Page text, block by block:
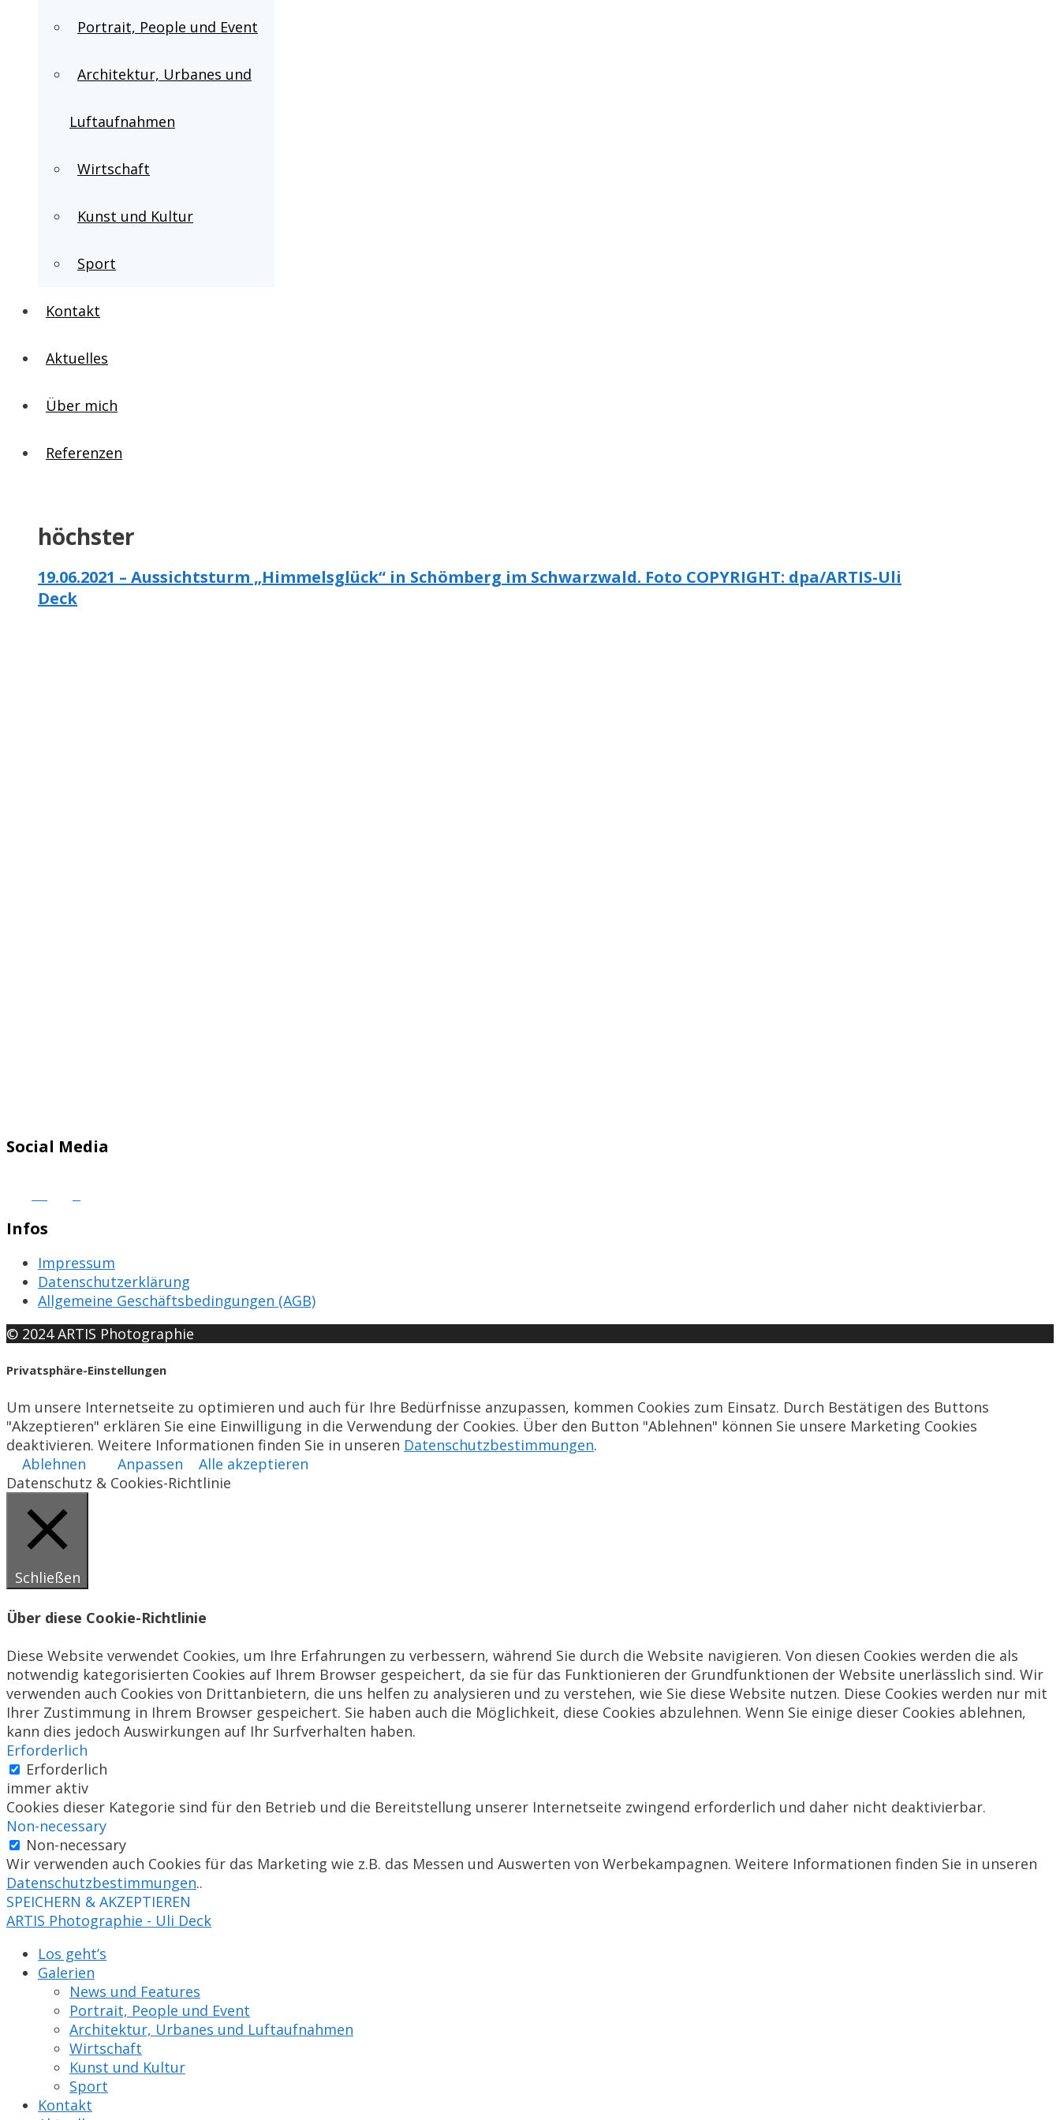
Portrait, People und Event
Architektur, Urbanes und
Luftaufnahmen
Wirtschaft
Kunst und Kultur
Sport
Kontakt
Aktuelles
Über mich
Referenzen
höchster
19.06.2021 – Aussichtsturm „Himmelsglück“ in Schömberg im Schwarzwald. Foto COPYRIGHT: dpa/ARTIS-Uli
Deck
Social Media
Infos
Impressum
Datenschutzerklärung
Allgemeine Geschäftsbedingungen (AGB)
© 2024 ARTIS Photographie
Privatsphäre-Einstellungen
Um unsere Internetseite zu optimieren und auch für Ihre Bedürfnisse anzupassen, kommen Cookies zum Einsatz. Durch Bestätigen des Buttons
"Akzeptieren" erklären Sie eine Einwilligung in die Verwendung der Cookies. Über den Button "Ablehnen" können Sie unsere Marketing Cookies
deaktivieren. Weitere Informationen finden Sie in unseren Datenschutzbestimmungen.
Ablehnen
Anpassen
Alle akzeptieren
Datenschutz & Cookies-Richtlinie
Schließen
Über diese Cookie-Richtlinie
Diese Website verwendet Cookies, um Ihre Erfahrungen zu verbessern, während Sie durch die Website navigieren. Von diesen Cookies werden die als
notwendig kategorisierten Cookies auf Ihrem Browser gespeichert, da sie für das Funktionieren der Grundfunktionen der Website unerlässlich sind. Wir
verwenden auch Cookies von Drittanbietern, die uns helfen zu analysieren und zu verstehen, wie Sie diese Website nutzen. Diese Cookies werden nur mit
Ihrer Zustimmung in Ihrem Browser gespeichert. Sie haben auch die Möglichkeit, diese Cookies abzulehnen. Wenn Sie einige dieser Cookies ablehnen,
kann dies jedoch Auswirkungen auf Ihr Surfverhalten haben.
Erforderlich
Erforderlich
immer aktiv
Cookies dieser Kategorie sind für den Betrieb und die Bereitstellung unserer Internetseite zwingend erforderlich und daher nicht deaktivierbar.
Non-necessary
Non-necessary
Wir verwenden auch Cookies für das Marketing wie z.B. das Messen und Auswerten von Werbekampagnen. Weitere Informationen finden Sie in unseren
Datenschutzbestimmungen..
SPEICHERN & AKZEPTIEREN
ARTIS Photographie - Uli Deck
Los geht’s
Galerien
News und Features
Portrait, People und Event
Architektur, Urbanes und Luftaufnahmen
Wirtschaft
Kunst und Kultur
Sport
Kontakt